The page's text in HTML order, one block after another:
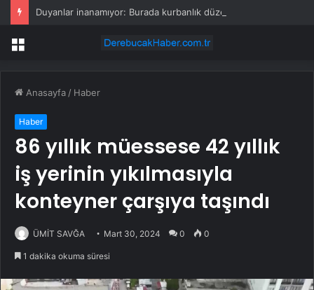
Menü
Anasayfa / Haber
Haber
86 yıllık müessese 42 yıllık
iş yerinin yıkılmasıyla
konteyner çarşıya taşındı
ÜMİT SAVĞA Mart 30, 2024 0 0
1 dakika okuma süresi